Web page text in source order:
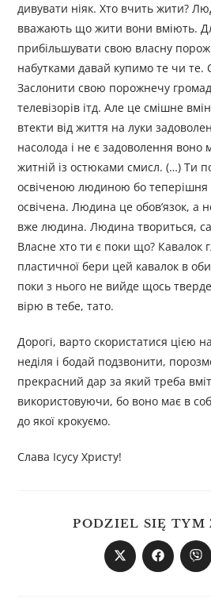
дивувати ніяк. Хто вчить жити?
вважають що жити вони вміють.
прибільшувати свою власну
набутками давай купимо те чи те.
Заслонити свою порожнечу
телевізорів ітд. Але це смішне
втекти від життя на луки
насолода і не є задоволення воно
житній із остюками смисл. (…) Ти
освіченою людиною бо теперішня
освічена. Людина це обов’язок, а
вже людина. Людина твориться,
Власне хто ти є поки що? Кавалок
пластичної бери цей кавалок в
поки з нього не вийде щось
вірю в тебе, тато.
Дорогі, варто скористатися цією
неділя і бодай подзвонити,
прекрасний дар за який треба
використовуючи, бо воно має в
до якої крокуємо.
Слава Ісусу Христу!
PODZIEL SIĘ TYM